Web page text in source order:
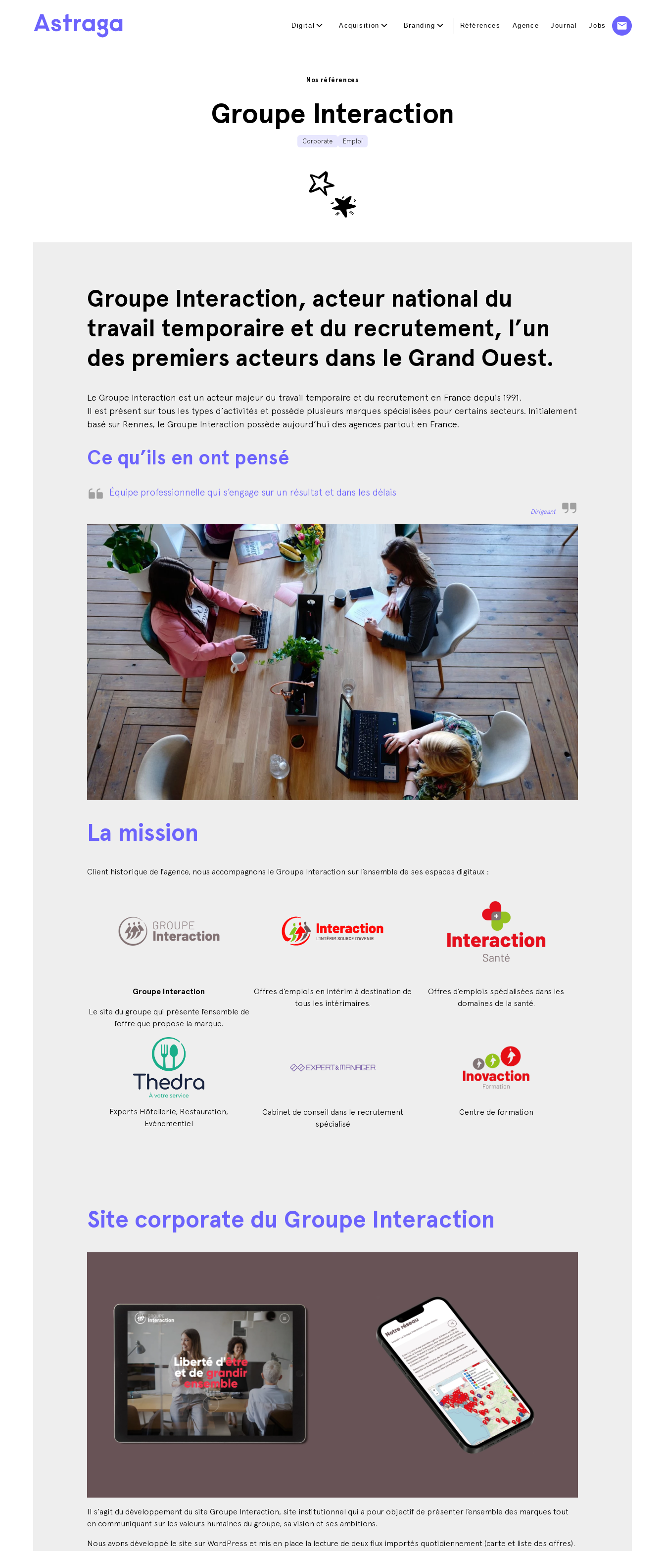
Digital Acquisition Branding Références Agence Journal Jobs
Nos références
Groupe Interaction
Corporate Emploi
Groupe Interaction, acteur national du
travail temporaire et du recrutement, l’un
des premiers acteurs dans le Grand Ouest.
Le Groupe Interaction est un acteur majeur du travail temporaire et du recrutement en France depuis 1991.
Il est présent sur tous les types d’activités et possède plusieurs marques spécialisées pour certains secteurs. Initialement
basé sur Rennes, le Groupe Interaction possède aujourd’hui des agences partout en France.
Ce qu’ils en ont pensé
Équipe professionnelle qui s’engage sur un résultat et dans les délais
Dirigeant
La mission
Client historique de l’agence, nous accompagnons le Groupe Interaction sur l’ensemble de ses espaces digitaux :
Groupe Interaction
Le site du groupe qui présente l’ensemble de
l’offre que propose la marque.
Offres d’emplois en intérim à destination de
tous les intérimaires.
Offres d’emplois spécialisées dans les
domaines de la santé.
Experts Hôtellerie, Restauration,
Evénementiel
Cabinet de conseil dans le recrutement
spécialisé
Centre de formation
Site corporate du Groupe Interaction
Il s’agit du développement du site Groupe Interaction, site institutionnel qui a pour objectif de présenter l’ensemble des marques tout
en communiquant sur les valeurs humaines du groupe, sa vision et ses ambitions.
Nous avons développé le site sur WordPress et mis en place la lecture de deux flux importés quotidiennement (carte et liste des offres).